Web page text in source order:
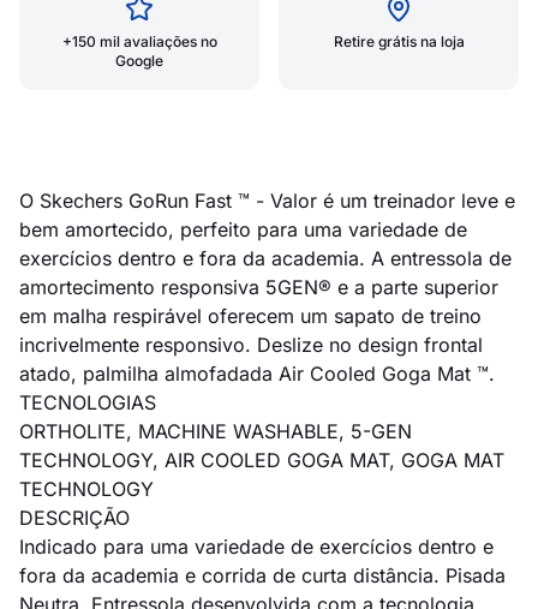
+150 mil avaliações no
Google
Retire grátis na loja
O Skechers GoRun Fast ™ - Valor é um treinador leve e
bem amortecido, perfeito para uma variedade de
exercícios dentro e fora da academia. A entressola de
amortecimento responsiva 5GEN® e a parte superior
em malha respirável oferecem um sapato de treino
incrivelmente responsivo. Deslize no design frontal
atado, palmilha almofadada Air Cooled Goga Mat ™.
TECNOLOGIAS
ORTHOLITE, MACHINE WASHABLE, 5-GEN
TECHNOLOGY, AIR COOLED GOGA MAT, GOGA MAT
TECHNOLOGY
DESCRIÇÃO
Indicado para uma variedade de exercícios dentro e
fora da academia e corrida de curta distância. Pisada
Neutra. Entressola desenvolvida com a tecnologia